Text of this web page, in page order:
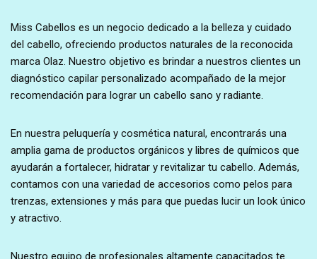
Miss Cabellos es un negocio dedicado a la belleza y cuidado
del cabello, ofreciendo productos naturales de la reconocida
marca Olaz. Nuestro objetivo es brindar a nuestros clientes un
diagnóstico capilar personalizado acompañado de la mejor
recomendación para lograr un cabello sano y radiante.
En nuestra peluquería y cosmética natural, encontrarás una
amplia gama de productos orgánicos y libres de químicos que
ayudarán a fortalecer, hidratar y revitalizar tu cabello. Además,
contamos con una variedad de accesorios como pelos para
trenzas, extensiones y más para que puedas lucir un look único
y atractivo.
Nuestro equipo de profesionales altamente capacitados te